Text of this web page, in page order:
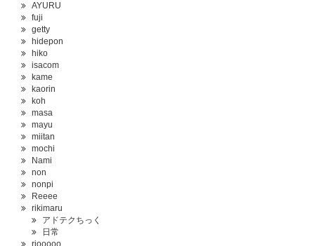
AYURU
fuji
getty
hidepon
hiko
isacom
kame
kaorin
koh
masa
mayu
miitan
mochi
Nami
non
nonpi
Reeee
rikimaru
アドテクちっく
日常
riooooo